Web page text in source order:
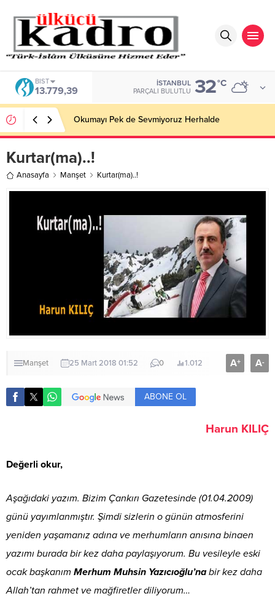
BIST
13.779,39
İSTANBUL
PARÇALI BULUTLU 32°C
Okumayı Pek de Sevmiyoruz Herhalde
Kurtar(ma)..!
Anasayfa Manşet Kurtar(ma)..!
Manşet 25 Mart 2018 01:52 0 1.012 A+ A-
ABONE OL
Harun KILIÇ
Değerli okur,
Aşağıdaki yazım. Bizim Çankırı Gazetesinde (01.04.2009)
günü yayımlanmıştır. Şimdi sizlerin o günün atmosferini
yeniden yaşamanız adına ve merhumların anısına binaen
yazımı burada bir kez daha paylaşıyorum. Bu vesileyle eski
ocak başkanım Merhum Muhsin Yazıcıoğlu’na bir kez daha
Allah’tan rahmet ve mağfiretler diliyorum…